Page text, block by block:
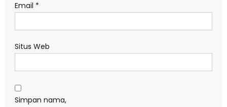
Email *
Situs Web
Simpan nama,